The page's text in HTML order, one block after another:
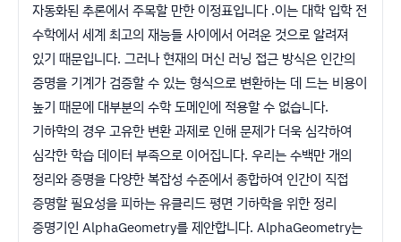
자동화된 추론에서 주목할 만한 이정표입니다 .이는 대학 입학 전
수학에서 세계 최고의 재능들 사이에서 어려운 것으로 알려져
있기 때문입니다. 그러나 현재의 머신 러닝 접근 방식은 인간의
증명을 기계가 검증할 수 있는 형식으로 변환하는 데 드는 비용이
높기 때문에 대부분의 수학 도메인에 적용할 수 없습니다.
기하학의 경우 고유한 변환 과제로 인해 문제가 더욱 심각하여
심각한 학습 데이터 부족으로 이어집니다. 우리는 수백만 개의
정리와 증명을 다양한 복잡성 수준에서 종합하여 인간이 직접
증명할 필요성을 피하는 유클리드 평면 기하학을 위한 정리
증명기인 AlphaGeometry를 제안합니다. AlphaGeometry는